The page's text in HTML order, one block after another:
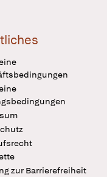
zur Barrierefreiheit